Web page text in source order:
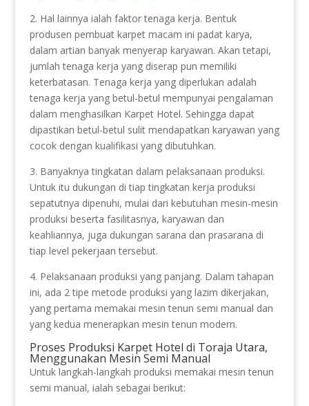
2. Hal lainnya ialah faktor tenaga kerja. Bentuk
produsen pembuat karpet macam ini padat karya,
dalam artian banyak menyerap karyawan. Akan tetapi,
jumlah tenaga kerja yang diserap pun memiliki
keterbatasan. Tenaga kerja yang diperlukan adalah
tenaga kerja yang betul-betul mempunyai pengalaman
dalam menghasilkan Karpet Hotel. Sehingga dapat
dipastikan betul-betul sulit mendapatkan karyawan yang
cocok dengan kualifikasi yang dibutuhkan.
3. Banyaknya tingkatan dalam pelaksanaan produksi.
Untuk itu dukungan di tiap tingkatan kerja produksi
sepatutnya dipenuhi, mulai dari kebutuhan mesin-mesin
produksi beserta fasilitasnya, karyawan dan
keahliannya, juga dukungan sarana dan prasarana di
tiap level pekerjaan tersebut.
4. Pelaksanaan produksi yang panjang. Dalam tahapan
ini, ada 2 tipe metode produksi yang lazim dikerjakan,
yang pertama memakai mesin tenun semi manual dan
yang kedua menerapkan mesin tenun modern.
Proses Produksi Karpet Hotel di Toraja Utara,
Menggunakan Mesin Semi Manual
Untuk langkah-langkah produksi memakai mesin tenun
semi manual, ialah sebagai berikut: